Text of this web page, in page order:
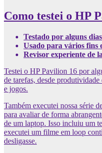
Como testei o HP
Testado por alguns dias
Usado para vários fins
Revisor experiente de
Testei o HP Pavilion 16 por
de tarefas, desde
e jogos.
Também executei nossa série
para avaliar de forma
de um laptop. Isso incluiu um
executei um filme em loop
desligasse.